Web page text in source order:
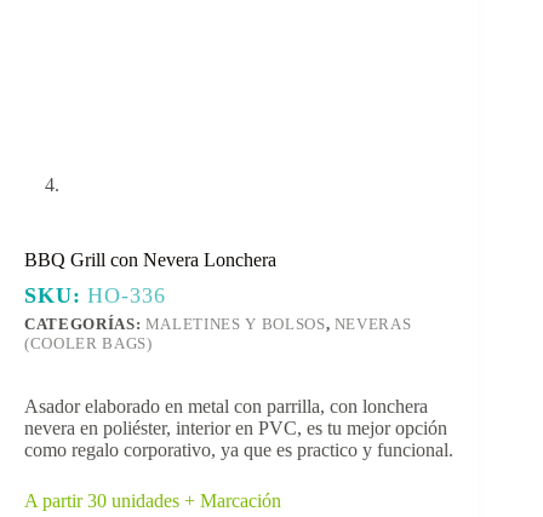
BBQ Grill con Nevera Lonchera
SKU:HO-336
CATEGORÍAS: MALETINES Y BOLSOS, NEVERAS
(COOLER BAGS)
Asador elaborado en metal con parrilla, con lonchera
nevera en poliéster, interior en PVC, es tu mejor opción
como regalo corporativo, ya que es practico y funcional.
A partir 30 unidades + Marcación